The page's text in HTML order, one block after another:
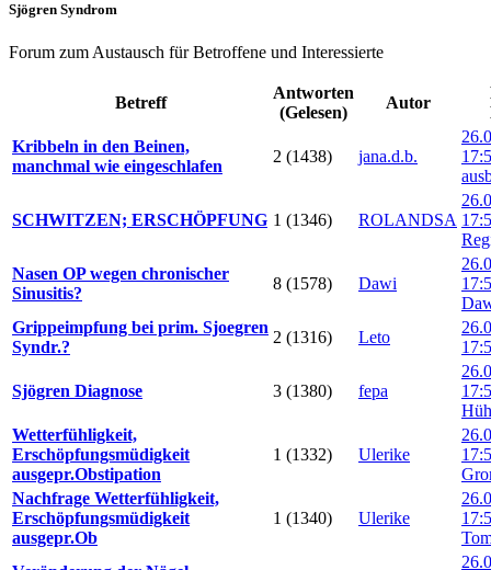
Sjögren Syndrom
Forum zum Austausch für Betroffene und Interessierte
Betreff
Antworten
(Gelesen)
Autor
Kribbeln in den Beinen,
manchmal wie eingeschlafen
2 (1438) jana.d.b.
SCHWITZEN; ERSCHÖPFUNG 1 (1346) ROLANDSA
Nasen OP wegen chronischer
Sinusitis?
8 (1578) Dawi
Grippeimpfung bei prim. Sjoegren
Syndr.?
2 (1316) Leto
Sjögren Diagnose 3 (1380) fepa
Wetterfühligkeit,
Erschöpfungsmüdigkeit
ausgepr.Obstipation
1 (1332) Ulerike
Nachfrage Wetterfühligkeit,
Erschöpfungsmüdigkeit
ausgepr.Ob
1 (1340) Ulerike